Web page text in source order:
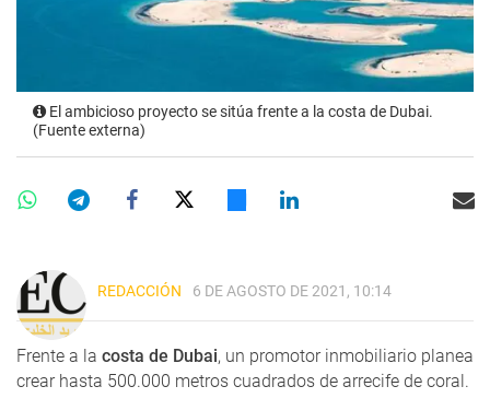
El ambicioso proyecto se sitúa frente a la costa de Dubai.
(Fuente externa)
REDACCIÓN 6 DE AGOSTO DE 2021, 10:14
Frente a la costa de Dubai, un promotor inmobiliario planea
crear hasta 500.000 metros cuadrados de arrecife de coral.